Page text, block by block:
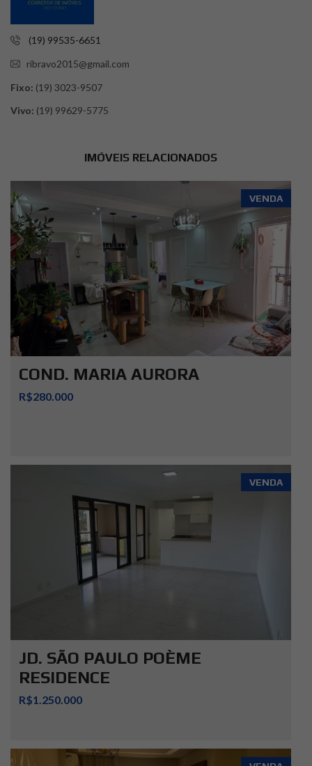
(19) 99535-6651
ribravo2015@gmail.com
Fixo: (19) 3023-9507
Vivo: (19) 99629-5775
IMÓVEIS RELACIONADOS
VENDA
COND. MARIA AURORA
R$280.000
VENDA
JD. SÃO PAULO POÈME
RESIDENCE
R$1.250.000